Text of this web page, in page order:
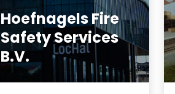
Hoefnagels Fire
Safety Services
B.V.